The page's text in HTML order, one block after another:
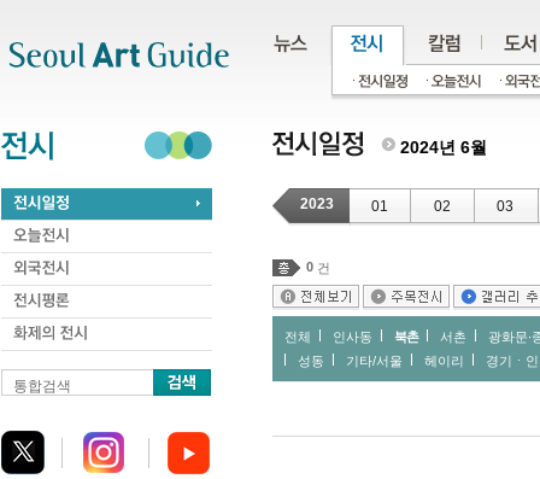
통합검색
2024년 6월
2023 01 02 03
0 건
전체 인사동 북촌 서촌
광화문∙
성동
기타/서울 헤이리 경기ㆍ